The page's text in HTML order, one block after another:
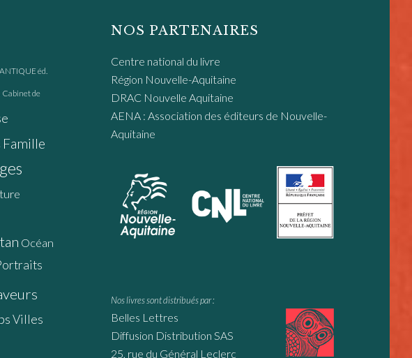
éd.
Cabinet de
Famille
Océan
Villes
NOS PARTENAIRES
Centre national du livre
Région Nouvelle-Aquitaine
DRAC Nouvelle Aquitaine
AENA : Association des éditeurs de Nouvelle-
Aquitaine
Nos livres sont distribués par :
Belles Lettres
Diffusion Distribution SAS
25, rue du Général Leclerc